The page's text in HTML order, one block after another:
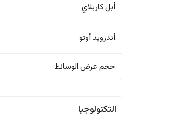
أبل كاربلاي
أندرويد أوتو
حجم عرض الوسائط
التكنولوجيا